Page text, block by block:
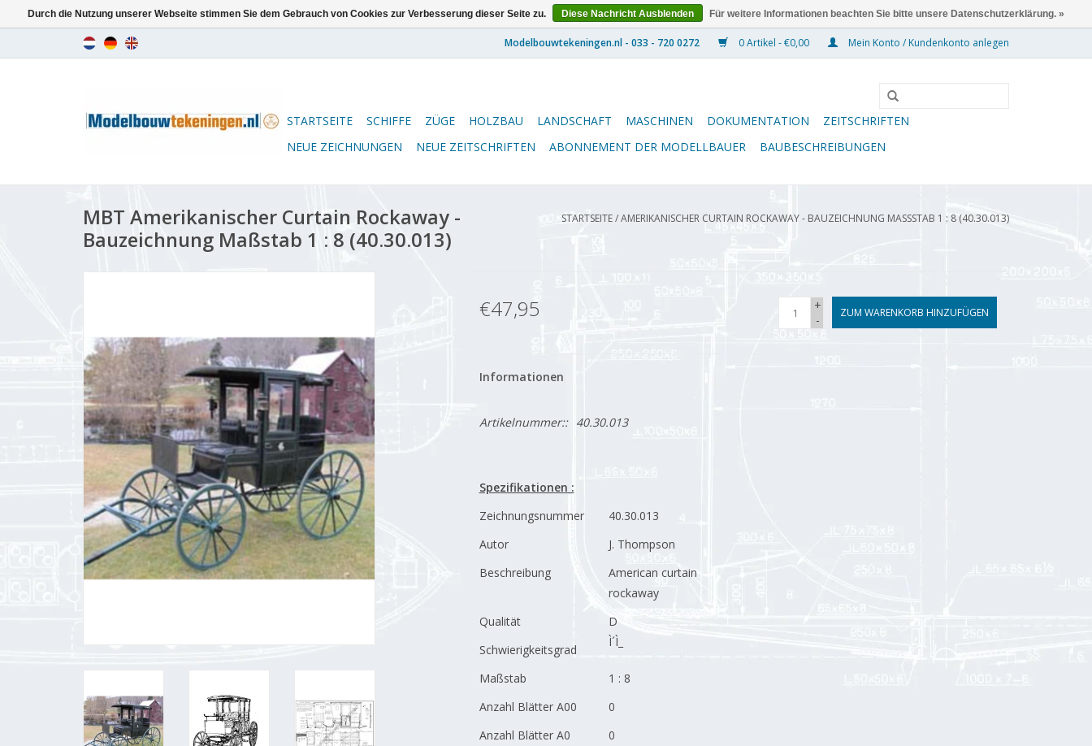
0 Artikel - €0,00 Mein Konto / Kundenkonto anlegen
STARTSEITE SCHIFFE ZÜGE HOLZBAU LANDSCHAFT MASCHINEN DOKUMENTATION
ZEITSCHRIFTEN
NEUE ZEICHNUNGEN
NEUE ZEITSCHRIFTEN ABONNEMENT DER MODELLBAUER BAUBESCHREIBUNGEN
MBT Amerikanischer Curtain Rockaway -
Bauzeichnung Maßstab 1 : 8 (40.30.013)
STARTSEITE/AMERIKANISCHER CURTAIN ROCKAWAY - BAUZEICHNUNG MASSSTAB 1 : 8 (40.30.013)
€47,95
+
-
ZUM WARENKORB HINZUFÜGEN
Informationen
Artikelnummer:: 40.30.013
Spezifikationen :
Zeichnungsnummer
40.30.013
Autor
J. Thompson
Beschreibung
American curtain
rockaway
Qualität
D
Schwierigkeitsgrad
Ì´Ì_
Maßstab
1 : 8
Anzahl Blätter A00
0
Anzahl Blätter A0
0
Durch die Nutzung unserer Webseite stimmen Sie dem Gebrauch von Cookies zur Verbesserung dieser Seite zu. Diese Nachricht Ausblenden Für weitere Informationen beachten Sie bitte unsere Datenschutzerklärung. »